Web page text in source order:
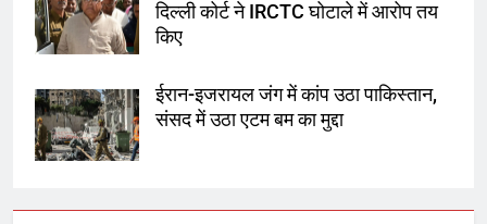
दिल्ली कोर्ट ने IRCTC घोटाले में आरोप तय
किए
ईरान-इजरायल जंग में कांप उठा पाकिस्तान,
संसद में उठा एटम बम का मुद्दा
1
रोशन सिंह के नाम पर करने की मांग तेज
अमर शहीद ठाकुर रोशन सिंह के नाम पर